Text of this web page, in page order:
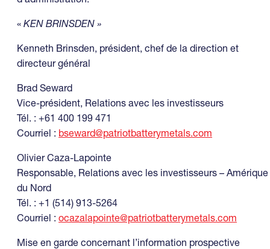
« KEN BRINSDEN »
Kenneth Brinsden, président, chef de la direction et
directeur général
Brad Seward
Vice-président, Relations avec les investisseurs
Tél. : +61 400 199 471
Courriel : bseward@patriotbatterymetals.com
Olivier Caza-Lapointe
Responsable, Relations avec les investisseurs – Amérique
du Nord
Tél. : +1 (514) 913-5264
Courriel : ocazalapointe@patriotbatterymetals.com
Mise en garde concernant l’information prospective